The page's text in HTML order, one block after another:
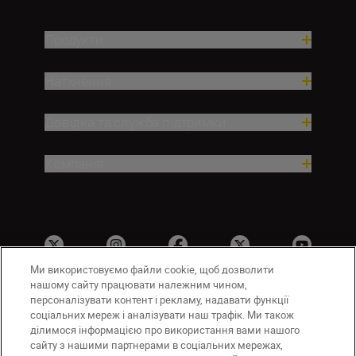
UA Сайти Nikon
Зв’язатися з нами
Політика конфіденційності
Ми використовуємо файли cookie, щоб дозволити
нашому сайту працювати належним чином,
персоналізувати контент і рекламу, надавати функції
соціальних мереж і аналізувати наш трафік. Ми також
ділимося інформацією про використання вами нашого
сайту з нашими партнерами в соціальних мережах,